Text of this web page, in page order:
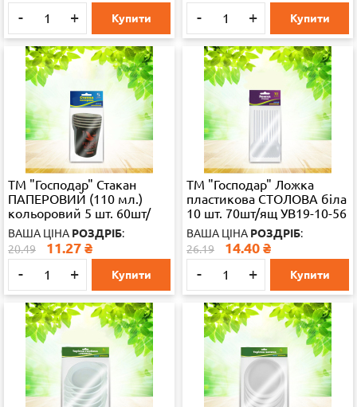
- + Купити - + Купити
ТМ "Господар" Стакан
ПАПЕРОВИЙ (110 мл.)
кольоровий 5 шт. 60шт/
ящ УВ19-5-64
ВАША ЦІНА РОЗДРІБ:
20.49
11.27 ₴
- + Купити
ТМ "Господар" Ложка
пластикова СТОЛОВА біла
10 шт. 70шт/ящ УВ19-10-56
ВАША ЦІНА РОЗДРІБ:
26.19
14.40 ₴
- + Купити